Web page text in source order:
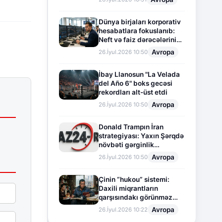
Dünya birjaları korporativ
hesabatlara fokuslanıb:
Neft və faiz dərəcələrinin
təsiri altında cari vəziyyət
26.İyul.2026 10:50 Avropa
İbay Llanosun "La Velada
del Año 6" boks gecəsi
rekordları alt-üst etdi
26.İyul.2026 10:50 Avropa
Donald Trampın İran
strategiyası: Yaxın Şərqdə
növbəti gərginlik
mərhələsi
26.İyul.2026 10:50 Avropa
Çinin “hukou” sistemi:
Daxili miqrantların
qarşısındakı görünməz
sədd
26.İyul.2026 10:22 Avropa